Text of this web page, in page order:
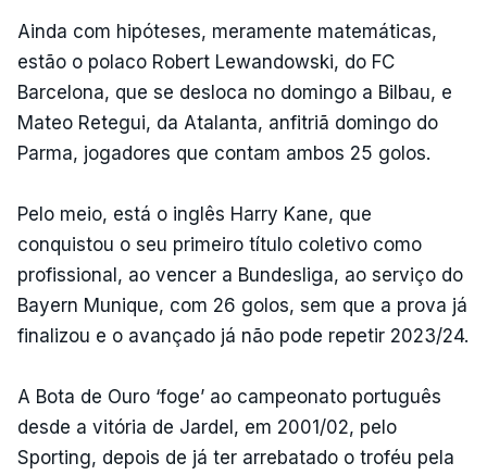
Ainda com hipóteses, meramente matemáticas,
estão o polaco Robert Lewandowski, do FC
Barcelona, que se desloca no domingo a Bilbau, e
Mateo Retegui, da Atalanta, anfitriã domingo do
Parma, jogadores que contam ambos 25 golos.
Pelo meio, está o inglês Harry Kane, que
conquistou o seu primeiro título coletivo como
profissional, ao vencer a Bundesliga, ao serviço do
Bayern Munique, com 26 golos, sem que a prova já
finalizou e o avançado já não pode repetir 2023/24.
A Bota de Ouro ‘foge’ ao campeonato português
desde a vitória de Jardel, em 2001/02, pelo
Sporting, depois de já ter arrebatado o troféu pela